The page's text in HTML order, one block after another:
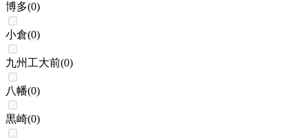
博多(0)
小倉(0)
九州工大前(0)
八幡(0)
黒崎(0)